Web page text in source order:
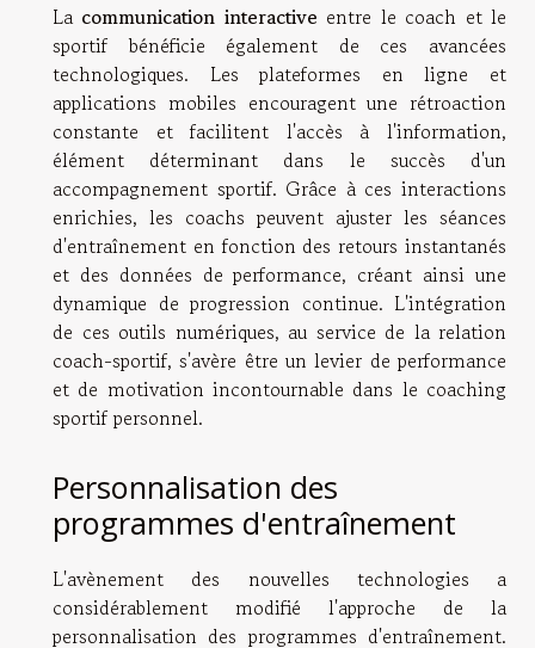
La communication interactive entre le coach et le
sportif bénéficie également de ces avancées
technologiques. Les plateformes en ligne et
applications mobiles encouragent une rétroaction
constante et facilitent l'accès à l'information,
élément déterminant dans le succès d'un
accompagnement sportif. Grâce à ces interactions
enrichies, les coachs peuvent ajuster les séances
d'entraînement en fonction des retours instantanés
et des données de performance, créant ainsi une
dynamique de progression continue. L'intégration
de ces outils numériques, au service de la relation
coach-sportif, s'avère être un levier de performance
et de motivation incontournable dans le coaching
sportif personnel.
Personnalisation des
programmes d'entraînement
L'avènement des nouvelles technologies a
considérablement modifié l'approche de la
personnalisation des programmes d'entraînement.